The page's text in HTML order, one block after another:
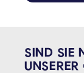
SIND SIE
UNSERER